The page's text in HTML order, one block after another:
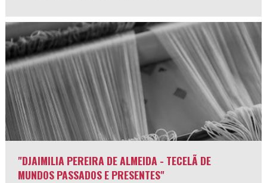
"DJAIMILIA PEREIRA DE ALMEIDA - TECELÃ DE
MUNDOS PASSADOS E PRESENTES"